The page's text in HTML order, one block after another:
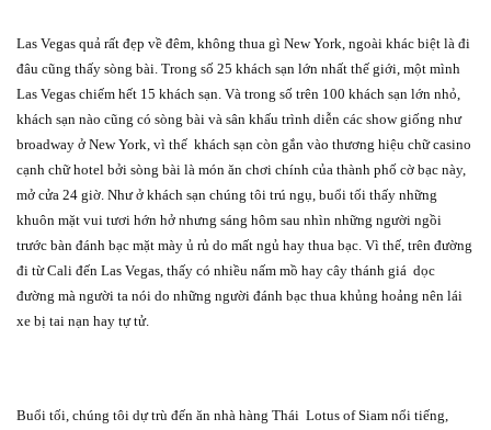
Las Vegas quả rất đẹp về đêm, không thua gì New York, ngoài khác biệt là đi
đâu cũng thấy sòng bài. Trong số 25 khách sạn lớn nhất thế giới, một mình
Las Vegas chiếm hết 15 khách sạn. Và trong số trên 100 khách sạn lớn nhỏ,
khách sạn nào cũng có sòng bài và sân khấu trình diễn các show giống như
broadway ở New York, vì thế khách sạn còn gắn vào thương hiệu chữ casino
cạnh chữ hotel bởi sòng bài là món ăn chơi chính của thành phố cờ bạc này,
mở cửa 24 giờ. Như ở khách sạn chúng tôi trú ngụ, buổi tối thấy những
khuôn mặt vui tươi hớn hở nhưng sáng hôm sau nhìn những người ngồi
trước bàn đánh bạc mặt mày ủ rủ do mất ngủ hay thua bạc. Vì thế, trên đường
đi từ Cali đến Las Vegas, thấy có nhiều nấm mồ hay cây thánh giá dọc
đường mà người ta nói do những người đánh bạc thua khủng hoảng nên lái
xe bị tai nạn hay tự tử.
Buổi tối, chúng tôi dự trù đến ăn nhà hàng Thái Lotus of Siam nổi tiếng,